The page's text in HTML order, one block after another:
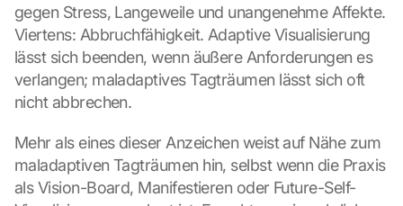
gegen Stress, Langeweile und unangenehme Affekte.
Viertens: Abbruchfähigkeit. Adaptive Visualisierung
lässt sich beenden, wenn äußere Anforderungen es
verlangen; maladaptives Tagträumen lässt sich oft
nicht abbrechen.
Mehr als eines dieser Anzeichen weist auf Nähe zum
maladaptiven Tagträumen hin, selbst wenn die Praxis
als Vision-Board, Manifestieren oder Future-Self-
i
s
p
r
o
c
t
i